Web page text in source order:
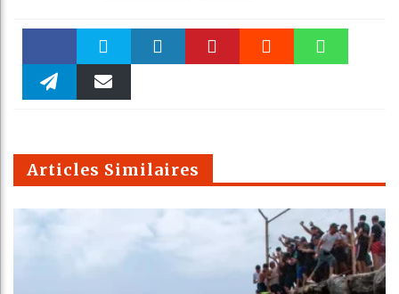
Faceboo Twitter
m
Articles Similaires